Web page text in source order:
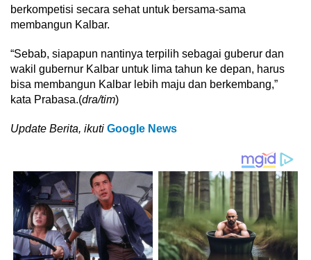
berkompetisi secara sehat untuk bersama-sama
membangun Kalbar.
“Sebab, siapapun nantinya terpilih sebagai guberur dan
wakil gubernur Kalbar untuk lima tahun ke depan, harus
bisa membangun Kalbar lebih maju dan berkembang,”
kata Prabasa.(dra/tim)
Update Berita, ikuti Google News